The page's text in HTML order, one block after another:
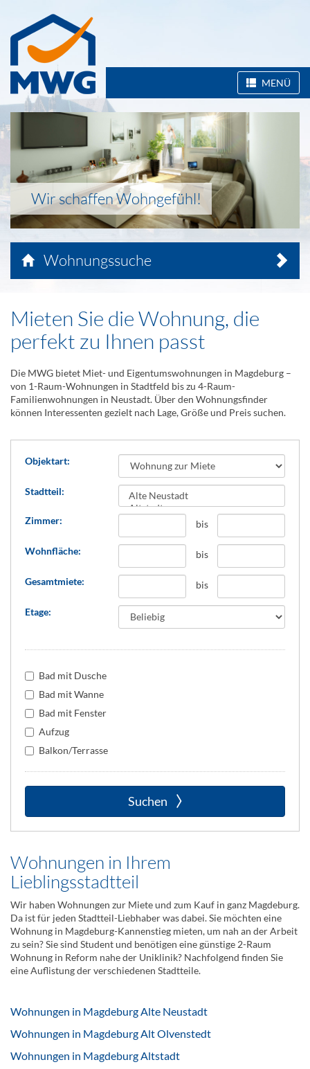
MENÜ
Wir schaffen Wohngefühl!
Wohnungssuche
Mieten Sie die Wohnung, die
perfekt zu Ihnen passt
Die MWG bietet Miet- und Eigentumswohnungen in Magdeburg –
von 1-Raum-Wohnungen in Stadtfeld bis zu 4-Raum-
Familienwohnungen in Neustadt. Über den Wohnungsfinder
können Interessenten gezielt nach Lage, Größe und Preis suchen.
Objektart:
Stadtteil:
Zimmer: bis
Wohnfläche: bis
Gesamtmiete: bis
Etage:
Bad mit Dusche
Bad mit Wanne
Bad mit Fenster
Aufzug
Balkon/Terrasse
Suchen
Wohnungen in Ihrem
Lieblingsstadtteil
Wir haben Wohnungen zur Miete und zum Kauf in ganz Magdeburg.
Da ist für jeden Stadtteil-Liebhaber was dabei. Sie möchten eine
Wohnung in Magdeburg-Kannenstieg mieten, um nah an der Arbeit
zu sein? Sie sind Student und benötigen eine günstige 2-Raum
Wohnung in Reform nahe der Uniklinik? Nachfolgend finden Sie
eine Auflistung der verschiedenen Stadtteile.
Wohnungen in Magdeburg Alte Neustadt
Wohnungen in Magdeburg Alt Olvenstedt
Wohnungen in Magdeburg Altstadt